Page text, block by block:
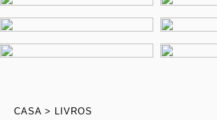
CASA LIVROS